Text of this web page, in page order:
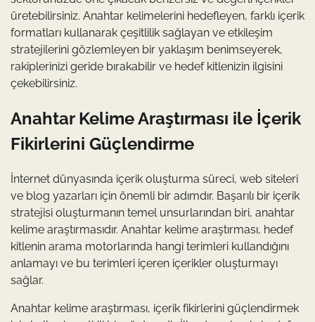
üretebilirsiniz. Anahtar kelimelerini hedefleyen, farklı içerik
formatları kullanarak çeşitlilik sağlayan ve etkileşim
stratejilerini gözlemleyen bir yaklaşım benimseyerek,
rakiplerinizi geride bırakabilir ve hedef kitlenizin ilgisini
çekebilirsiniz.
Anahtar Kelime Araştırması ile İçerik
Fikirlerini Güçlendirme
İnternet dünyasında içerik oluşturma süreci, web siteleri
ve blog yazarları için önemli bir adımdır. Başarılı bir içerik
stratejisi oluşturmanın temel unsurlarından biri, anahtar
kelime araştırmasıdır. Anahtar kelime araştırması, hedef
kitlenin arama motorlarında hangi terimleri kullandığını
anlamayı ve bu terimleri içeren içerikler oluşturmayı
sağlar.
Anahtar kelime araştırması, içerik fikirlerini güçlendirmek